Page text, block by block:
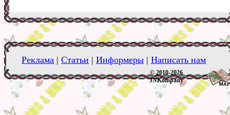
Реклама | Статьи | Информеры | Написать нам
© 2010-2026
JNKompany